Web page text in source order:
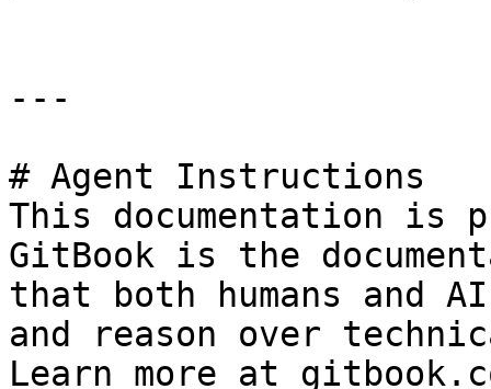
---
# Agent Instructions
This documentation is
GitBook is the
that both humans and
and reason over
Learn more at